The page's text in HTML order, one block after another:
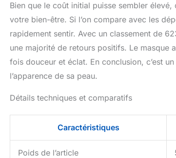
Bien que le coût initial puisse sembler
votre bien-être. Si l’on compare avec les
rapidement sentir. Avec un classement de
une majorité de retours positifs. Le masque
fois douceur et éclat. En conclusion, c’est
l’apparence de sa peau.
Détails techniques et comparatifs
Caractéristiques
Poids de l’article